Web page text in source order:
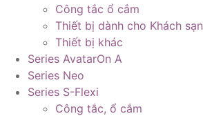
Công tắc ổ cắm
Thiết bị dành cho Khách sạn
Thiết bị khác
Series AvatarOn A
Series Neo
Series S-Flexi
Công tắc, ổ cắm